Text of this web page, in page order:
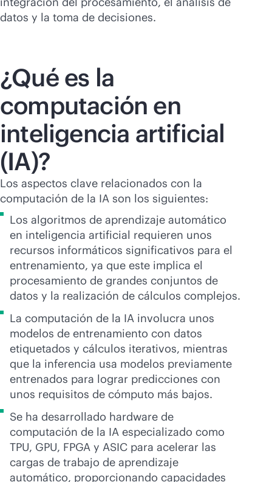
datos y la toma de decisiones.
¿Qué es la
computación en
inteligencia artificial
(IA)?
Los aspectos clave relacionados con la
computación de la IA son los siguientes:
Los algoritmos de aprendizaje automático
en inteligencia artificial requieren unos
recursos informáticos significativos para el
entrenamiento, ya que este implica el
procesamiento de grandes conjuntos de
datos y la realización de cálculos complejos.
La computación de la IA involucra unos
modelos de entrenamiento con datos
etiquetados y cálculos iterativos, mientras
que la inferencia usa modelos previamente
entrenados para lograr predicciones con
unos requisitos de cómputo más bajos.
Se ha desarrollado hardware de
computación de la IA especializado como
TPU, GPU, FPGA y ASIC para acelerar las
cargas de trabajo de aprendizaje
automático, proporcionando capacidades